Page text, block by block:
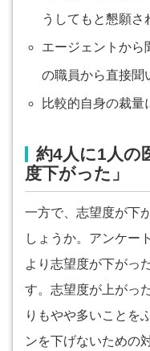
うしてもと懇願さ
エージェントから
の職員から直接聞
比較的自身の裁量
約4人に1人の
度下がった」
一方で、志望度が下
しょうか。アンケー
より志望度が下がっ
す。志望度が上がっ
りもやや多いことを
ンを下げないための